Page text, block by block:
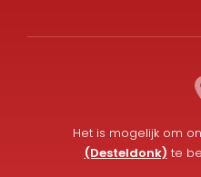
Het is mogelijk om
(Desteldonk) te